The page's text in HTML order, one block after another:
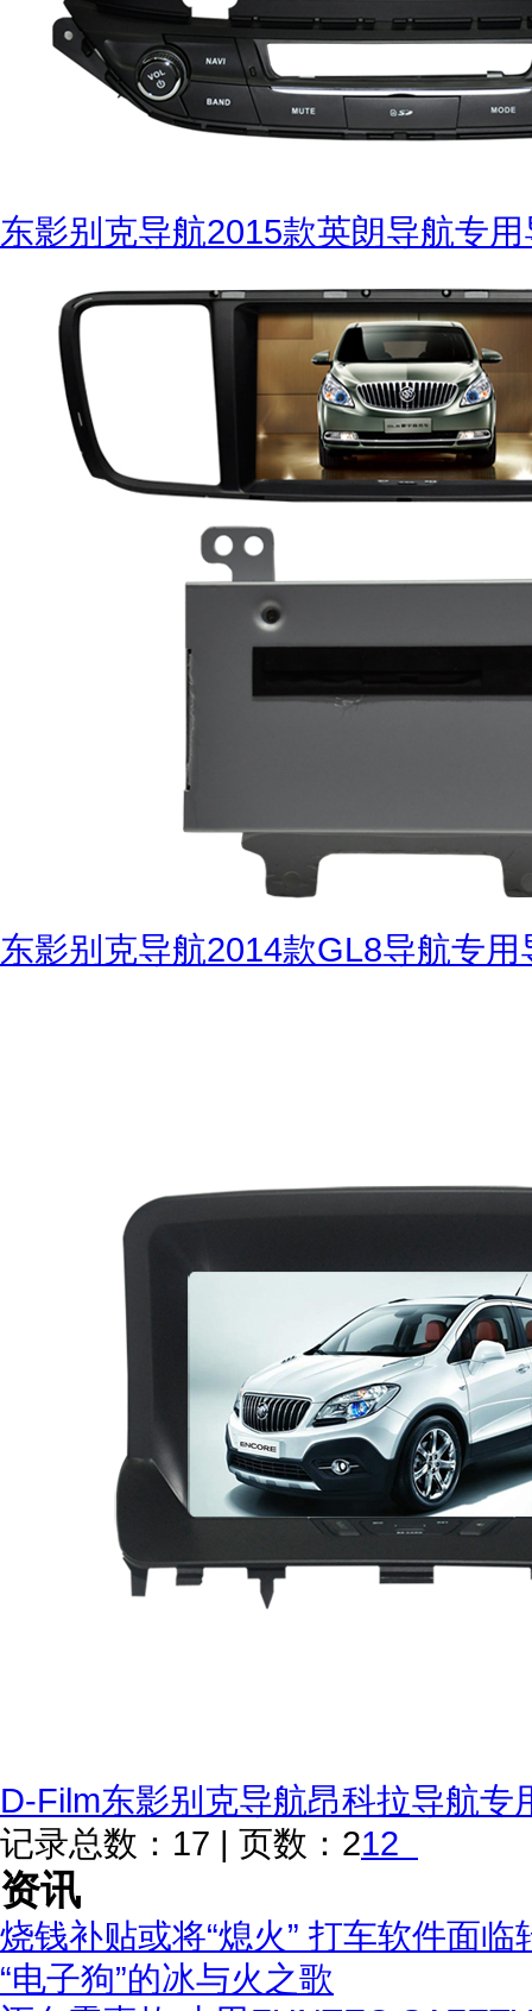
东影别克导航2015款英朗导航专
东影别克导航2014款GL8导航专
D-Film东影别克导航昂科拉导航
记录总数：17 | 页数：212
资讯
烧钱补贴或将“熄火” 打车软件面临
“电子狗”的冰与火之歌